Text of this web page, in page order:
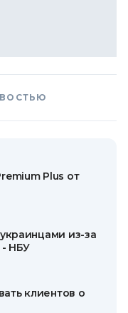
Plus от
из-за
- НБУ
клиентов о